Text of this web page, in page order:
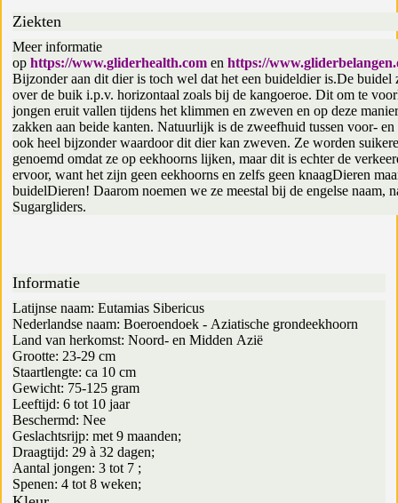
Ziekten
Meer informatie
op https://www.gliderhealth.com en https://
Bijzonder aan dit dier is toch wel dat het een buideldier is.De buidel
over de buik i.p.v. horizontaal zoals bij de kangoeroe. Dit om te
jongen eruit vallen tijdens het klimmen en zweven en op deze
zakken aan beide kanten. Natuurlijk is de zweefhuid tussen voor- en
ook heel bijzonder waardoor dit dier kan zweven. Ze worden
genoemd omdat ze op eekhoorns lijken, maar dit is echter de
ervoor, want het zijn geen eekhoorns en zelfs geen knaagDieren
buidelDieren! Daarom noemen we ze meestal bij de engelse naam,
Sugargliders.
Informatie
Latijnse naam: Eutamias Sibericus
Nederlandse naam: Boeroendoek - Aziatische grondeekhoorn
Land van herkomst: Noord- en Midden Azië
Grootte: 23-29 cm
Staartlengte: ca 10 cm
Gewicht: 75-125 gram
Leeftijd: 6 tot 10 jaar
Beschermd: Nee
Geslachtsrijp: met 9 maanden;
Draagtijd: 29 à 32 dagen;
Aantal jongen: 3 tot 7 ;
Spenen: 4 tot 8 weken;